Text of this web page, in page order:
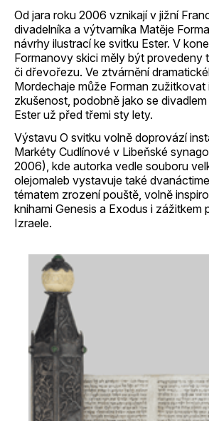
Od jara roku 2006 vznikají v jižní
divadelníka a výtvarníka Matěje
návrhy ilustrací ke svitku Ester. V
Formanovy skici měly být provedeny
či dřevořezu. Ve ztvárnění
Mordechaje může Forman zužitkovat
zkušenost, podobně jako se
Ester už před třemi sty lety.
Výstavu O svitku volně doprovází
Markéty Cudlínové v Libeňské
2006), kde autorka vedle souboru
olejomaleb vystavuje také
tématem zrození pouště, volně
knihami Genesis a Exodus i zážitkem
Izraele.